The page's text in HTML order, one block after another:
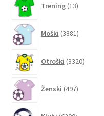
Trening 13izdelkov
Moški 3881izdelkov
Otroški 3320izdelkov
Ženski 497izdelkov